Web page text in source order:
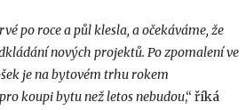
po roce a půl klesla, a očekáváme, že
nových projektů. Po zpomalení ve
je na bytovém trhu rokem
koupi bytu než letos nebudou,“ říká